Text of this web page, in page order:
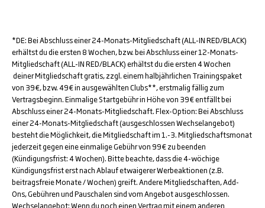
*DE: Bei Abschluss einer 24-Monats-Mitgliedschaft (ALL-IN RED/BLACK)
erhältst du die ersten 8 Wochen, bzw. bei Abschluss einer 12-Monats-
Mitgliedschaft (ALL-IN RED/BLACK) erhältst du die ersten 4 Wochen
deiner Mitgliedschaft gratis, zzgl. einem halbjährlichen Trainingspaket
von 39€, bzw. 49€ in ausgewählten Clubs**, erstmalig fällig zum
Vertragsbeginn. Einmalige Startgebühr in Höhe von 39€ entfällt bei
Abschluss einer 24-Monats-Mitgliedschaft. Flex-Option: Bei Abschluss
einer 24-Monats-Mitgliedschaft (ausgeschlossen Wechselangebot)
besteht die Möglichkeit, die Mitgliedschaft im 1.-3. Mitgliedschaftsmonat
jederzeit gegen eine einmalige Gebühr von 99€ zu beenden
(Kündigungsfrist: 4 Wochen). Bitte beachte, dass die 4-wöchige
Kündigungsfrist erst nach Ablauf etwaigerer Werbeaktionen (z.B.
beitragsfreie Monate / Wochen) greift. Andere Mitgliedschaften, Add-
Ons, Gebühren und Pauschalen sind vom Angebot ausgeschlossen.
Wechselangebot: Wenn du noch einen Vertrag mit einem anderen